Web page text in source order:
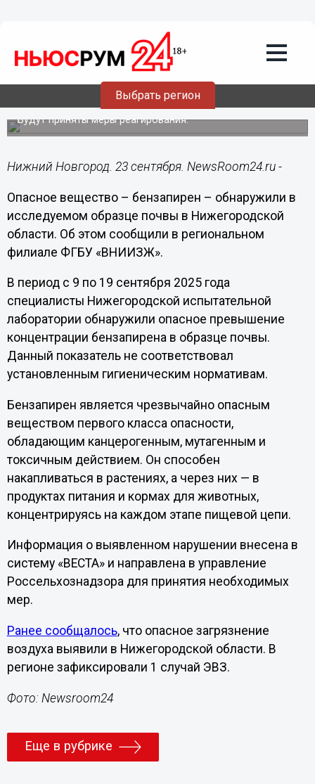
Выбрать регион
23.09.202514:30
Вызывающее рак вещество нашли в
почве в Нижегородской области
Будут приняты меры реагирования.
Нижний Новгород. 23 сентября. NewsRoom24.ru -
Опасное вещество – бензапирен – обнаружили в
исследуемом образце почвы в Нижегородской
области. Об этом сообщили в региональном
филиале ФГБУ «ВНИИЗЖ».
В период с 9 по 19 сентября 2025 года
специалисты Нижегородской испытательной
лаборатории обнаружили опасное превышение
концентрации бензапирена в образце почвы.
Данный показатель не соответствовал
установленным гигиеническим нормативам.
Бензапирен является чрезвычайно опасным
веществом первого класса опасности,
обладающим канцерогенным, мутагенным и
токсичным действием. Он способен
накапливаться в растениях, а через них — в
продуктах питания и кормах для животных,
концентрируясь на каждом этапе пищевой цепи.
Информация о выявленном нарушении внесена в
систему «ВЕСТА» и направлена в управление
Россельхознадзора для принятия необходимых
мер.
Ранее сообщалось, что опасное загрязнение
воздуха выявили в Нижегородской области. В
регионе зафиксировали 1 случай ЭВЗ.
Фото: Newsroom24
Еще в рубрике